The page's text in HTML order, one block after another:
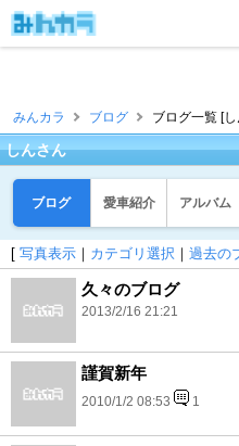
みんカラ ブログ ブログ一覧 [
しんさん
ブログ 愛車紹介 アルバム
[ 写真表示 ｜ カテゴリ選択 ｜ 過去の
久々のブログ
2013/2/16 21:21
謹賀新年
2010/1/2 08:53 1